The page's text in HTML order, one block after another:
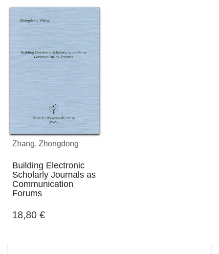
Zhang, Zhongdong
Building Electronic
Scholarly Journals as
Communication
Forums
18,80 €